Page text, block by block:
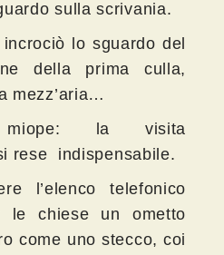
sulla scrivania.
lo sguardo del
della prima culla,
mezz’aria…
la visita
rese indispensabile.
l’elenco telefonico
le chiese un ometto
come uno stecco, coi